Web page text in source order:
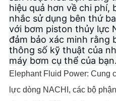
hiệu quả hơn về chi phí,
nhắc sử dụng bên thứ ba
với bơm piston thủy lực
đảm bảo xác minh rằng
thông số kỹ thuật của
máy bơm cụ thể của bạn.
Elephant Fluid Power: Cung
lực dòng NACHI, các bộ